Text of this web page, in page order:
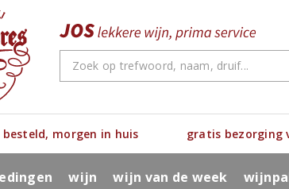
besteld, morgen in huis gratis bezorging
wijn wijn van de week